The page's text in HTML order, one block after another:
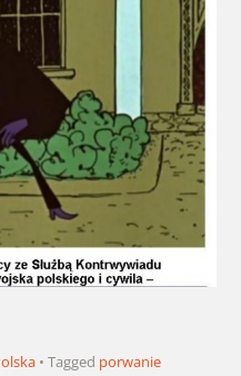
Tagged porwanie